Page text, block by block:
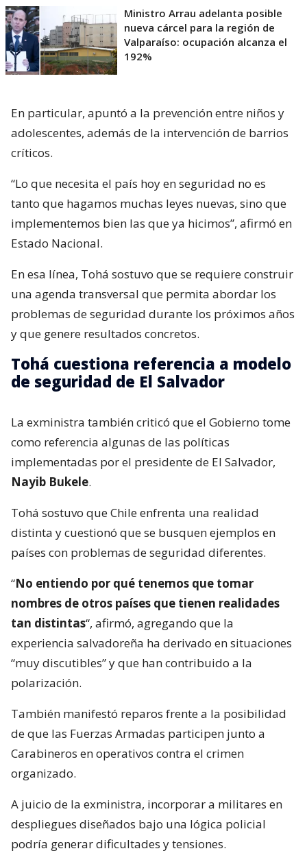
Ministro Arrau adelanta posible
nueva cárcel para la región de
Valparaíso: ocupación alcanza el
192%
En particular, apuntó a la prevención entre niños y
adolescentes, además de la intervención de barrios
críticos.
“Lo que necesita el país hoy en seguridad no es
tanto que hagamos muchas leyes nuevas, sino que
implementemos bien las que ya hicimos”, afirmó en
Estado Nacional.
En esa línea, Tohá sostuvo que se requiere construir
una agenda transversal que permita abordar los
problemas de seguridad durante los próximos años
y que genere resultados concretos.
Tohá cuestiona referencia a modelo
de seguridad de El Salvador
La exministra también criticó que el Gobierno tome
como referencia algunas de las políticas
implementadas por el presidente de El Salvador,
Nayib Bukele.
Tohá sostuvo que Chile enfrenta una realidad
distinta y cuestionó que se busquen ejemplos en
países con problemas de seguridad diferentes.
“No entiendo por qué tenemos que tomar
nombres de otros países que tienen realidades
tan distintas“, afirmó, agregando que la
experiencia salvadoreña ha derivado en situaciones
“muy discutibles” y que han contribuido a la
polarización.
También manifestó reparos frente a la posibilidad
de que las Fuerzas Armadas participen junto a
Carabineros en operativos contra el crimen
organizado.
A juicio de la exministra, incorporar a militares en
despliegues diseñados bajo una lógica policial
podría generar dificultades y tensiones.